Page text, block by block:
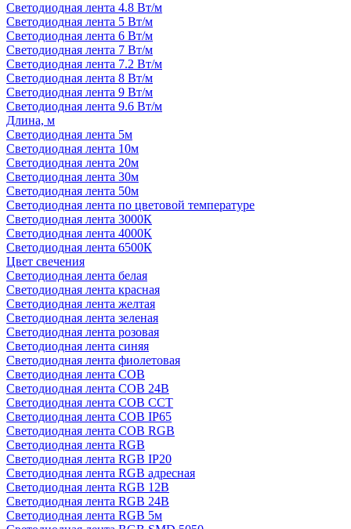
Светодиодная лента 4.8 Вт/м
Светодиодная лента 5 Вт/м
Светодиодная лента 6 Вт/м
Светодиодная лента 7 Вт/м
Светодиодная лента 7.2 Вт/м
Светодиодная лента 8 Вт/м
Светодиодная лента 9 Вт/м
Светодиодная лента 9.6 Вт/м
Длина, м
Светодиодная лента 5м
Светодиодная лента 10м
Светодиодная лента 20м
Светодиодная лента 30м
Светодиодная лента 50м
Светодиодная лента по цветовой температуре
Светодиодная лента 3000К
Светодиодная лента 4000К
Светодиодная лента 6500К
Цвет свечения
Светодиодная лента белая
Светодиодная лента красная
Светодиодная лента желтая
Светодиодная лента зеленая
Светодиодная лента розовая
Светодиодная лента синяя
Светодиодная лента фиолетовая
Светодиодная лента COB
Светодиодная лента COB 24В
Светодиодная лента COB CCT
Светодиодная лента COB IP65
Светодиодная лента COB RGB
Светодиодная лента RGB
Светодиодная лента RGB IP20
Светодиодная лента RGB адресная
Светодиодная лента RGB 12В
Светодиодная лента RGB 24В
Светодиодная лента RGB 5м